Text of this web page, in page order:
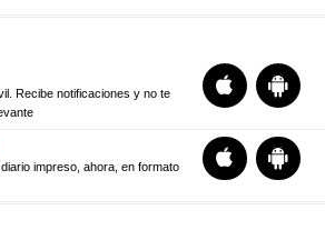
Recibe notificaciones y no te
impreso, ahora, en formato